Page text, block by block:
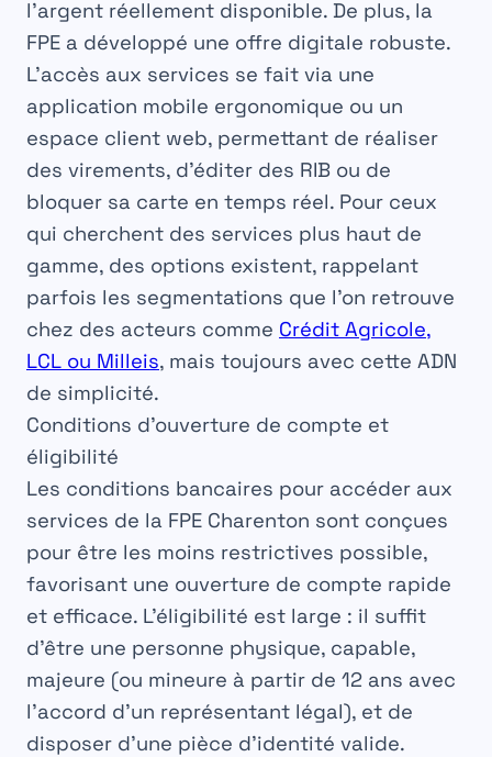
l’argent réellement disponible. De plus, la
FPE a développé une offre digitale robuste.
L’accès aux services se fait via une
application mobile ergonomique ou un
espace client web, permettant de réaliser
des virements, d’éditer des RIB ou de
bloquer sa carte en temps réel. Pour ceux
qui cherchent des services plus haut de
gamme, des options existent, rappelant
parfois les segmentations que l’on retrouve
chez des acteurs comme Crédit Agricole,
LCL ou Milleis, mais toujours avec cette ADN
de simplicité.
Conditions d’ouverture de compte et
éligibilité
Les conditions bancaires pour accéder aux
services de la FPE Charenton sont conçues
pour être les moins restrictives possible,
favorisant une ouverture de compte rapide
et efficace. L’éligibilité est large : il suffit
d’être une personne physique, capable,
majeure (ou mineure à partir de 12 ans avec
l’accord d’un représentant légal), et de
disposer d’une pièce d’identité valide.